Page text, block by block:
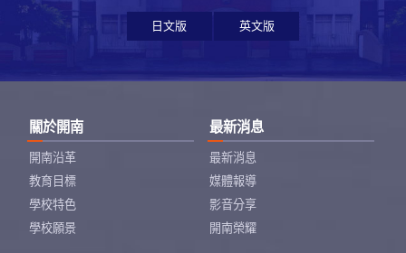
日文版 英文版
關於開南
開南沿革
教育目標
學校特色
學校願景
最新消息
最新消息
媒體報導
影音分享
開南榮耀